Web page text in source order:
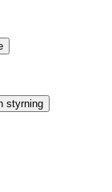
styrning